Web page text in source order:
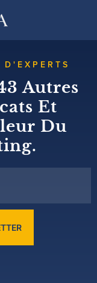
D'EXPERTS
Autres
Et
Du